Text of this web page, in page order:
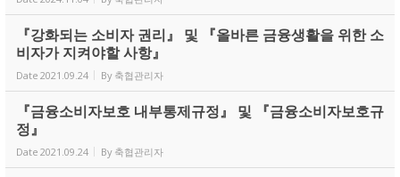
『강화되는 소비자 권리』 및 『올바른 금융생활을 위한 소
비자가 지켜야할 사항』
Date 2021.09.24 By 축협관리자
『금융소비자보호 내부통제규정』 및 『금융소비자보호규
정』
Date 2021.09.24 By 축협관리자